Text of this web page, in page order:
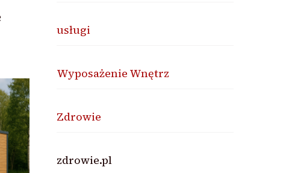
usługi
Wyposażenie Wnętrz
Zdrowie
zdrowie.pl